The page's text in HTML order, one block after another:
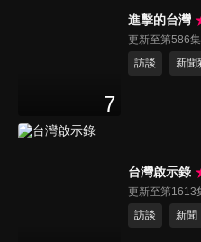
7
進擊的台灣
更新至第586集
訪談
新聞
台灣啟示錄
更新至第1613
訪談
新聞